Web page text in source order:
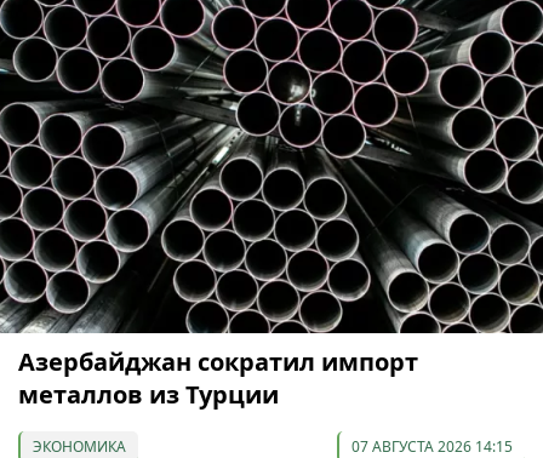
Азербайджан сократил импорт
металлов из Турции
ЭКОНОМИКА 07 АВГУСТА 2026 14:15